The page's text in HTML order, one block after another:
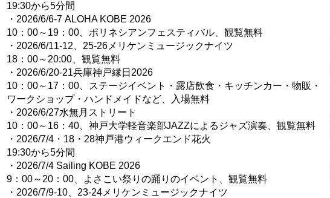
19:30から5分間
・2026/6/6-7 ALOHA KOBE 2026
10：00～19：00、ポリネシアンフェスティバル、観覧無料
・2026/6/11-12、25-26メリケンミュージックナイツ
18：00～20:00、観覧無料
・2026/6/20-21兵庫神戸縁日2026
10：00～17：00、ステージイベント・露店飲食・キッチンカー・物販・
ワークショップ・ハンドメイドなど、入場無料
・2026/6/27水無月ストリート
10：00～16：40、神戸大学軽音楽部JAZZによるジャズ演奏、観覧無料
・2026/7/4・18・28神戸港ウィークエンド花火
19:30から5分間
・2026/7/4 Sailing KOBE 2026
9：00～20：00、よさこい祭りの踊りのイベント、観覧無料
・2026/7/9-10、23-24メリケンミュージックナイツ